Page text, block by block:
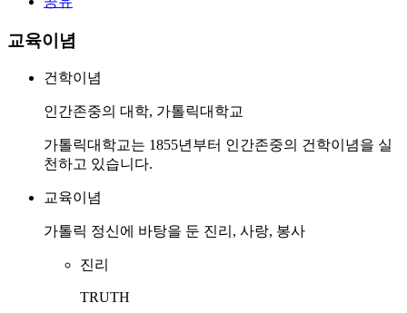
교육이념
건학이념
인간존중의 대학, 가톨릭대학교
가톨릭대학교는 1855년부터 인간존중의 건학이념을 실
천하고 있습니다.
교육이념
가톨릭 정신에 바탕을 둔 진리, 사랑, 봉사
진리
TRUTH